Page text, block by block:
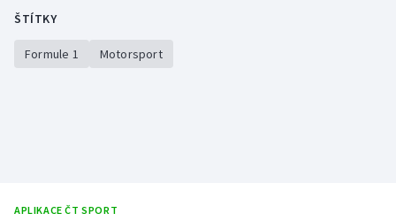
ŠTÍTKY
Formule 1 Motorsport
APLIKACE ČT SPORT